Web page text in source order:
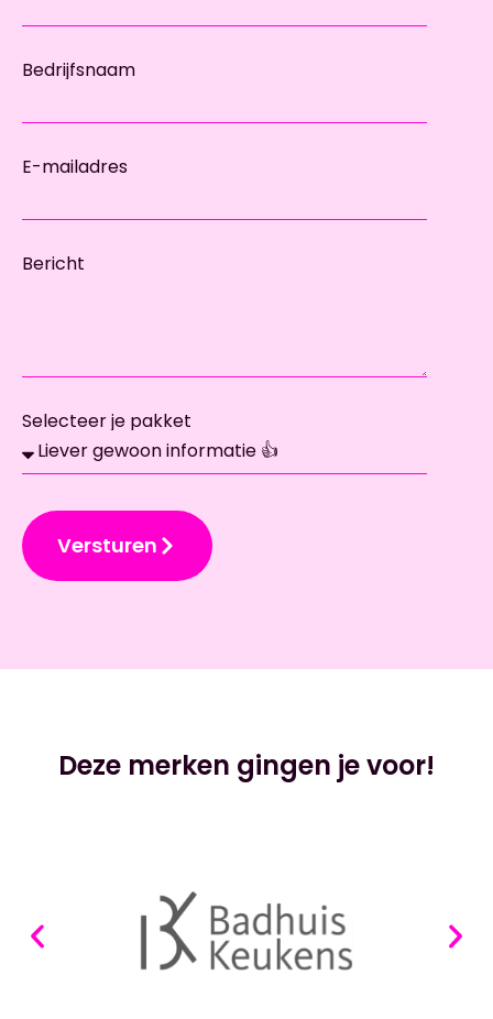
Bedrijfsnaam
E-mailadres
Bericht
Selecteer je pakket
Versturen
Deze merken gingen je voor!